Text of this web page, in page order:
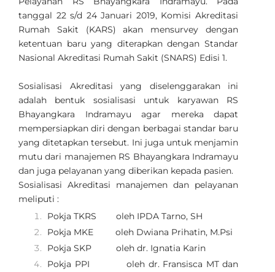
tanggal 22 s/d 24 Januari 2019, Komisi Akreditasi
Rumah Sakit (KARS) akan mensurvey dengan
ketentuan baru yang diterapkan dengan Standar
Nasional Akreditasi Rumah Sakit (SNARS) Edisi 1.
Sosialisasi Akreditasi yang diselenggarakan ini
adalah bentuk sosialisasi untuk karyawan RS
Bhayangkara Indramayu agar mereka dapat
mempersiapkan diri dengan berbagai standar baru
yang ditetapkan tersebut. Ini juga untuk menjamin
mutu dari manajemen RS Bhayangkara Indramayu
dan juga pelayanan yang diberikan kepada pasien.
Sosialisasi Akreditasi manajemen dan pelayanan
meliputi :
Pokja TKRS oleh IPDA Tarno, SH
Pokja MKE oleh Dwiana Prihatin, M.Psi
Pokja SKP oleh dr. Ignatia Karin
Pokja PPI oleh dr. Fransisca MT dan